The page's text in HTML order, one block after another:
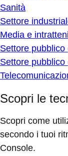
Sanità
Settore
Media e
Settore pubblico
Settore pubblico
Scopri le
Scopri come
secondo i tuoi
Console.